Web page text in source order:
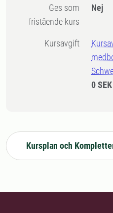
Ges som
fristående kurs
Nej
Kursavgift
0 SEK
Kursplan och